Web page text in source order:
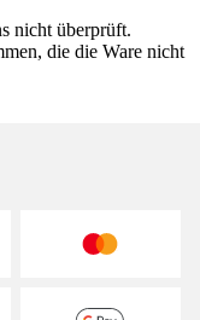
nicht überprüft.
die die Ware nicht